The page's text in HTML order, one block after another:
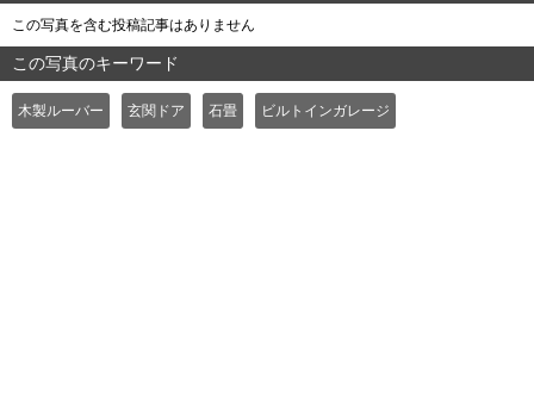
この写真を含む投稿記事はありません
この写真のキーワード
木製ルーバー 玄関ドア 石畳 ビルトインガレージ